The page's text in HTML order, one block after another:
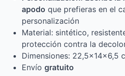
apodo que prefieras en el
personalización
Material: sintético,
protección contra la
Dimensiones: 22,5x14x6,5
Envío gratuito